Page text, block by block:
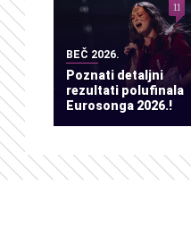
BEČ 2026.
Poznati detaljni
rezultati polufinala
Eurosonga 2026.!
11